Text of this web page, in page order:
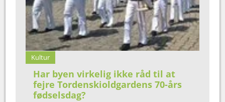
Kultur
Har byen virkelig ikke råd til at
fejre Tordenskioldgardens 70-års
fødselsdag?